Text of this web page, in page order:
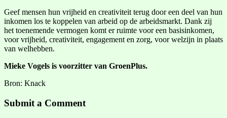
Geef mensen hun vrijheid en creativiteit terug door een deel van hun
inkomen los te koppelen van arbeid op de arbeidsmarkt. Dank zij
het toenemende vermogen komt er ruimte voor een basisinkomen,
voor vrijheid, creativiteit, engagement en zorg, voor welzijn in plaats
van welhebben.
Mieke Vogels is voorzitter van GroenPlus.
Bron: Knack
Submit a Comment